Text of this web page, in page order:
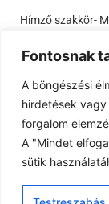
Fontosnak
A böngészési
hirdetések
forgalom
A "Mindet
sütik
Hímző szakkör-
Zseníliafonalas
Szövés kereten
Ringató: Tislér
Őrségi Baráti Kar: